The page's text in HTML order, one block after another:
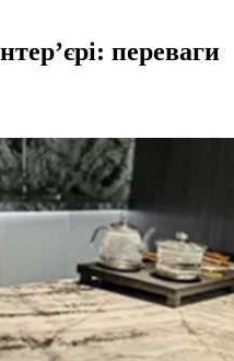
переваги